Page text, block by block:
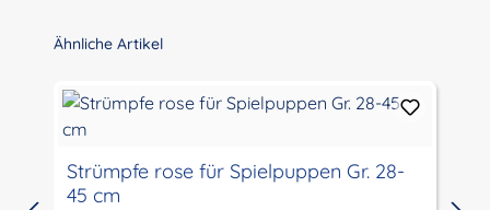
Produktgalerie überspringen
Ähnliche Artikel
Strümpfe rose für Spielpuppen Gr. 28-
45 cm